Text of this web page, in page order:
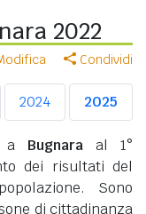
2022
Condividi
2024 2025
a Bugnara al 1°
dei risultati del
Sono
di cittadinanza